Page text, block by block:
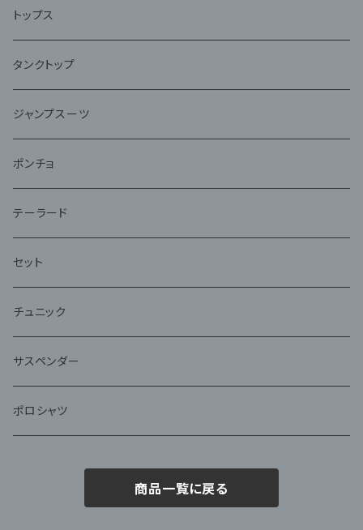
トップス
タンクトップ
ジャンプスーツ
ポンチョ
テーラード
セット
チュニック
サスペンダー
ポロシャツ
商品一覧に戻る